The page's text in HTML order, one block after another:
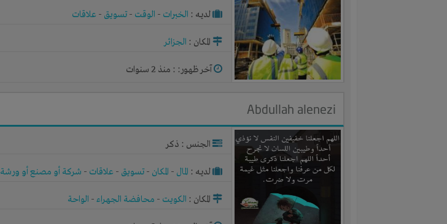
لديـه : الخبرات - الوقت - تسويق - علاقات
المكان : الجزائر
آخر ظهور: : منذ 2 سنوات
Abdullah alenezi
الجنس : ذكر
لديـه : المال - المكان - تسويق - علاقات - شركة أو مصنع أو ورشة
المكان : الكويت - محافضة الجهراء- الواحة